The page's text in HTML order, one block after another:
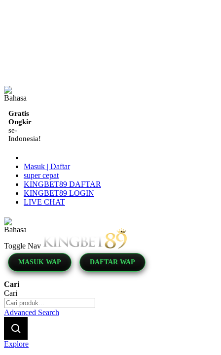
Gratis
Ongkir
se-
Indonesia!
Masuk | Daftar
super cepat
KINGBET89 DAFTAR
KINGBET89 LOGIN
LIVE CHAT
Toggle Nav
MASUK WAP DAFTAR WAP
Cari
Cari
Advanced Search
Explore